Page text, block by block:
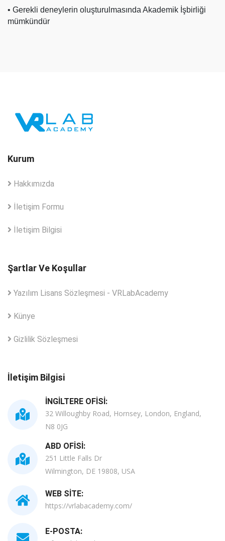
• Gerekli deneylerin oluşturulmasında Akademik İşbirliği
mümkündür
Kurum
Hakkımızda
İletişim Formu
İletişim Bilgisi
Şartlar Ve Koşullar
Yazılım Lisans Sözleşmesi - VRLabAcademy
Künye
Gizlilik Sözleşmesi
İletişim Bilgisi
İNGILTERE OFISI:
32 Willoughby Road, Hornsey, London, England,
N8 0JG
ABD OFISI:
251 Little Falls Dr
Wilmington, DE 19808, USA
WEB SITE:
https://vrlabacademy.com/
E-POSTA: